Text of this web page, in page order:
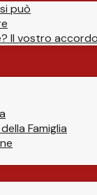
può
Il vostro accordo
Famiglia